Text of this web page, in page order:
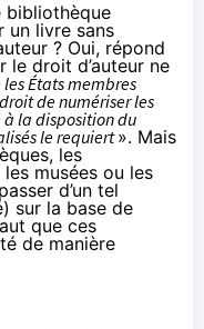
bibliothèque
un livre sans
? Oui, répond
le droit d’auteur ne
les États membres
de numériser les
à la disposition du
le requiert». Mais
les
musées ou les
d’un tel
sur la base de
que ces
de manière